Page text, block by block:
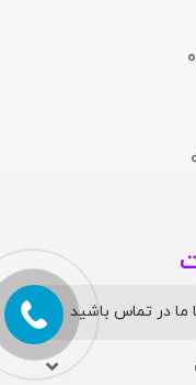
ما در تماس باشید